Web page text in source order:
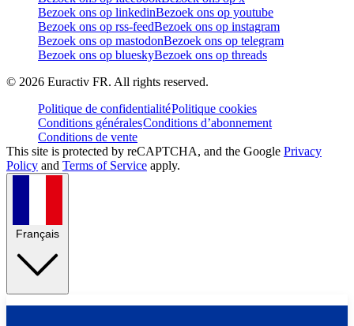
Bezoek ons op linkedinBezoek ons op youtube
Bezoek ons op rss-feedBezoek ons op instagram
Bezoek ons op mastodonBezoek ons op telegram
Bezoek ons op blueskyBezoek ons op threads
© 2026 Euractiv FR. All rights reserved.
Politique de confidentialitéPolitique cookies
Conditions généralesConditions d’abonnement
Conditions de vente
This site is protected by reCAPTCHA, and the Google Privacy
Policy and Terms of Service apply.
Français